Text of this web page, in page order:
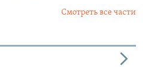
Смотреть все части